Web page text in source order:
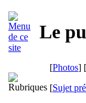
Le
[Photos] [
[Sujet